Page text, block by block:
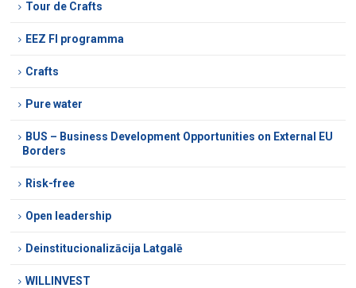
Tour de Crafts
EEZ FI programma
Crafts
Pure water
BUS – Business Development Opportunities on External EU
Borders
Risk-free
Open leadership
Deinstitucionalizācija Latgalē
WILLINVEST